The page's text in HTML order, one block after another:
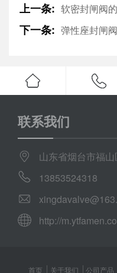
上一条: 软密封闸阀
下一条: 弹性座封闸
联系我们
山东省烟台市福
13853524318
http://
首页 关于我们 公司产品